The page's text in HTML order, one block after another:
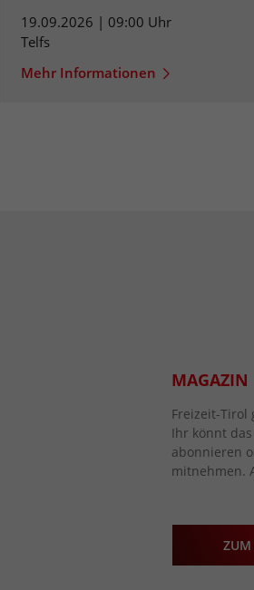
19.09.2026 | 09:00 Uhr
Telfs
Mehr Informationen
MAGAZIN
Freizeit-Tirol
Ihr könnt
abonnieren
mitnehmen.
ZUM